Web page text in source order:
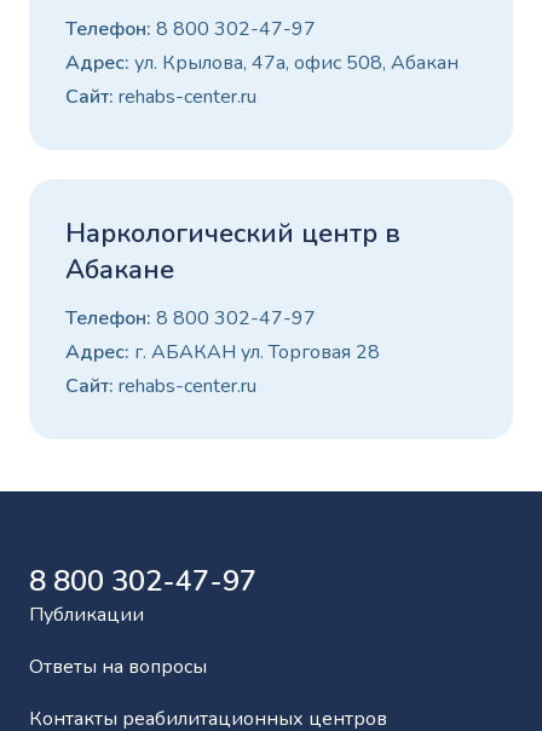
Телефон: 8 800 302-47-97
Адрес: ул. Крылова, 47а, офис 508, Абакан
Сайт: rehabs-center.ru
Наркологический центр в
Абакане
Телефон: 8 800 302-47-97
Адрес: г. АБАКАН ул. Торговая 28
Сайт: rehabs-center.ru
8 800 302-47-97
Публикации
Ответы на вопросы
Контакты реабилитационных центров